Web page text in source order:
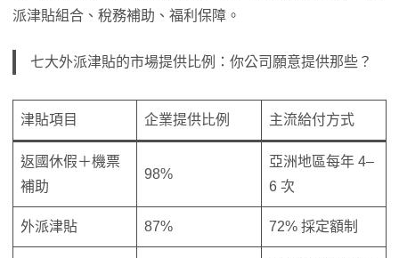
派津貼組合、稅務補助、福利保障。
七大外派津貼的市場提供比例：你公司願意提供那些？
津貼項目 企業提供比例 主流給付方式
返國休假＋機票
補助
98%
亞洲地區每年 4–
6 次
外派津貼 87% 72% 採定額制